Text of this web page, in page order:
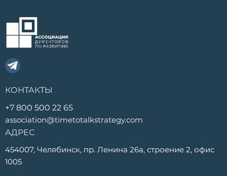
КОНТАКТЫ
+7 800 500 22 65
association@timetotalkstrategy.com
АДРЕС
454007, Челябинск, пр. Ленина 26а, строение 2, офис
1005